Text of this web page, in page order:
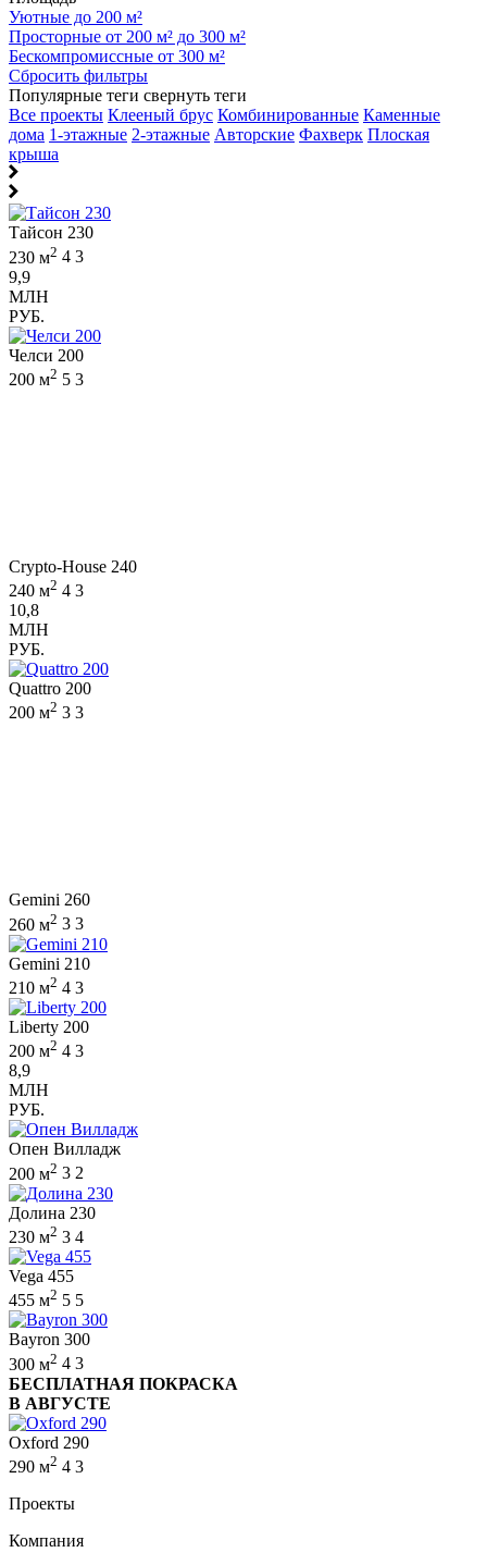
Уютные до 200 м²
Просторные от 200 м² до 300 м²
Бескомпромиссные от 300 м²
Сбросить фильтры
Популярные теги свернуть теги
Все проекты Клееный брус Комбинированные Каменные
дома 1-этажные 2-этажные Авторские Фахверк Плоская
крыша
Тайсон 230
230 м2 4 3
9,9
МЛН
РУБ.
Челси 200
200 м2 5 3
Crypto-House 240
240 м2 4 3
10,8
МЛН
РУБ.
Quattro 200
200 м2 3 3
Gemini 260
260 м2 3 3
Gemini 210
210 м2 4 3
Liberty 200
200 м2 4 3
8,9
МЛН
РУБ.
Опен Вилладж
200 м2 3 2
Долина 230
230 м2 3 4
Vega 455
455 м2 5 5
Bayron 300
300 м2 4 3
БЕСПЛАТНАЯ ПОКРАСКА
В АВГУСТЕ
Oxford 290
290 м2 4 3
Проекты
Компания